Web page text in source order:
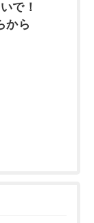
で！
から